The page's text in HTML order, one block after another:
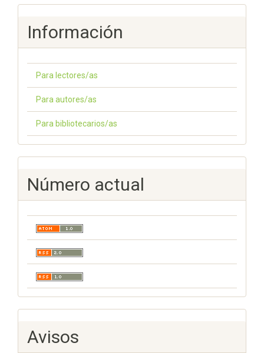
Información
Para lectores/as
Para autores/as
Para bibliotecarios/as
Número actual
Avisos